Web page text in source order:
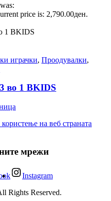
price is: 2,790.00ден.
играчки, Проодувалки,
во 1 BKIDS
користење на веб страната
мрежи
Instagram
Rights Reserved.